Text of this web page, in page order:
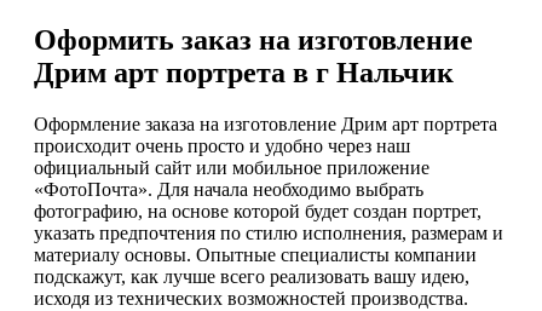
Оформить заказ на изготовление
Дрим арт портрета в г Нальчик
Оформление заказа на изготовление Дрим арт портрета
происходит очень просто и удобно через наш
официальный сайт или мобильное приложение
«ФотоПочта». Для начала необходимо выбрать
фотографию, на основе которой будет создан портрет,
указать предпочтения по стилю исполнения, размерам и
материалу основы. Опытные специалисты компании
подскажут, как лучше всего реализовать вашу идею,
исходя из технических возможностей производства.